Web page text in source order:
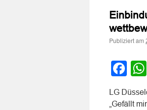
Publiziert am
LG
„Gefällt